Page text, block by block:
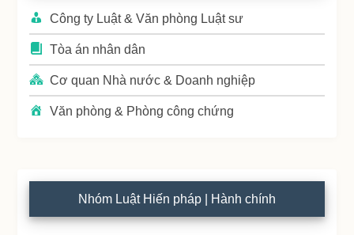
Công ty Luật & Văn phòng Luật sư
Tòa án nhân dân
Cơ quan Nhà nước & Doanh nghiệp
Văn phòng & Phòng công chứng
Nhóm Luật Hiến pháp | Hành chính